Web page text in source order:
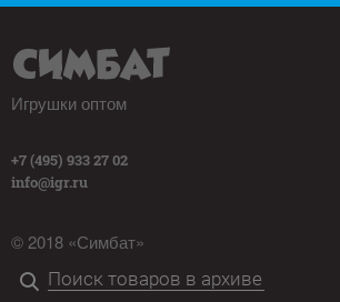
Игрушки оптом
+7 (495) 933 27 02
info@igr.ru
© 2018 «Симбат»